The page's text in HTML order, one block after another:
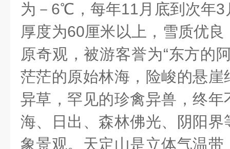
为－ 6℃，每年11 月底到次年3
厚度为60厘米以上，雪质优
原奇观，被游客誉为“东方的
茫茫的原始林海，险峻的悬
异草，罕见的珍禽异兽，终
海、日出、森林佛光、阴阳
象景观。天定山是立体气温